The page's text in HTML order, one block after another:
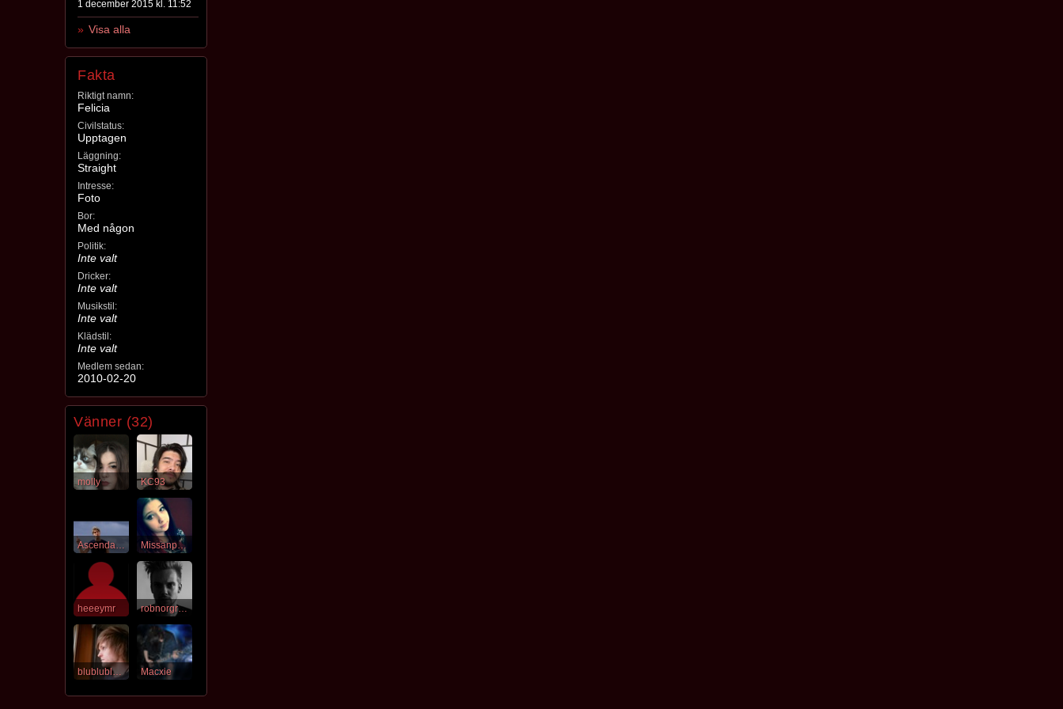
1 december 2015 kl. 11:52
Visa alla
Fakta
Riktigt namn:
Felicia
Civilstatus:
Upptagen
Läggning:
Straight
Intresse:
Foto
Bor:
Med någon
Politik:
Inte valt
Dricker:
Inte valt
Musikstil:
Inte valt
Klädstil:
Inte valt
Medlem sedan:
2010-02-20
Vänner (32)
molly KC93
Ascendancy Missanpassad
heeeymr robnorgren
blublublublub Macxie